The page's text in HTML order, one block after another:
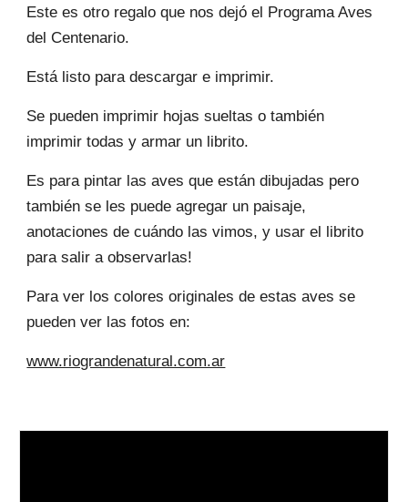
Este es otro regalo que nos dejó el Programa Aves
del Centenario.
Está listo para descargar e imprimir.
Se pueden imprimir hojas sueltas o también
imprimir todas y armar un librito.
Es para pintar las aves que están dibujadas pero
también se les puede agregar un paisaje,
anotaciones de cuándo las vimos, y usar el librito
para salir a observarlas!
Para ver los colores originales de estas aves se
pueden ver las fotos en:
www.riograndenatural.com.ar